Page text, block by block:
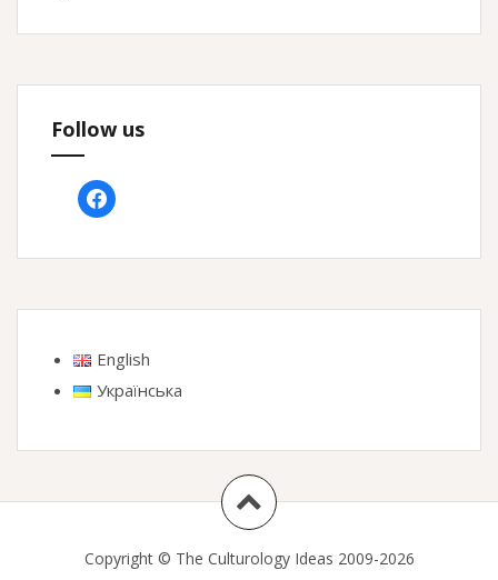
Follow us
facebook
English
Українська
Copyright © The Culturology Ideas 2009-2026